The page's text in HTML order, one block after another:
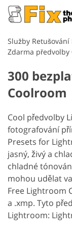
Služby Retušování
Zdarma předvolby
300
Coolroom
Cool předvolby
fotografování
Presets for
jasný, živý a
chladné
mohou udělat
Free Lightroom
a .xmp. Tyto
Lightroom: